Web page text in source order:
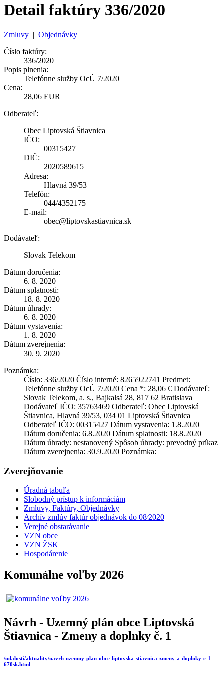
Detail faktúry 336/2020
Zmluvy | Objednávky
Číslo faktúry:
336/2020
Popis plnenia:
Telefónne služby OcÚ 7/2020
Cena:
28,06 EUR
Odberateľ:
Obec Liptovská Štiavnica
IČO:
00315427
DIČ:
2020589615
Adresa:
Hlavná 39/53
Telefón:
044/4352175
E-mail:
obec@liptovskastiavnica.sk
Dodávateľ:
Slovak Telekom
Dátum doručenia:
6. 8. 2020
Dátum splatnosti:
18. 8. 2020
Dátum úhrady:
6. 8. 2020
Dátum vystavenia:
1. 8. 2020
Dátum zverejnenia:
30. 9. 2020
Poznámka:
Číslo: 336/2020 Číslo interné: 8265922741 Predmet:
Telefónne služby OcÚ 7/2020 Cena *: 28,06 € Dodávateľ:
Slovak Telekom, a. s., Bajkalsá 28, 817 62 Bratislava
Dodávateľ IČO: 35763469 Odberateľ: Obec Liptovská
Štiavnica, Hlavná 39/53, 034 01 Liptovská Štiavnica
Odberateľ IČO: 00315427 Dátum vystavenia: 1.8.2020
Dátum doručenia: 6.8.2020 Dátum splatnosti: 18.8.2020
Dátum úhrady: nestanovený Spôsob úhrady: prevodný príkaz
Dátum zverejnenia: 30.9.2020 Poznámka:
Zverejňovanie
Úradná tabuľa
Slobodný prístup k informáciám
Zmluvy, Faktúry, Objednávky
Archív zmlúv faktúr objednávok do 08⁄2020
Verejné obstarávanie
VZN obce
VZN ŽSK
Hospodárenie
Komunálne voľby 2026
Návrh - Uzemný plán obce Liptovská
Štiavnica - Zmeny a doplnky č. 1
/udalosti/aktuality/navrh-uzemny-plan-obce-liptovska-stiavnica-zmeny-a-doplnky-c-1-
670sk.html